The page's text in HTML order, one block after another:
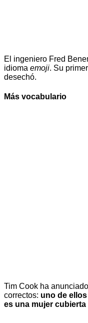
El ingeniero Fred
idioma emoji. Su
desechó.
Más vocabulario
Tim Cook ha
correctos: uno de
es una mujer